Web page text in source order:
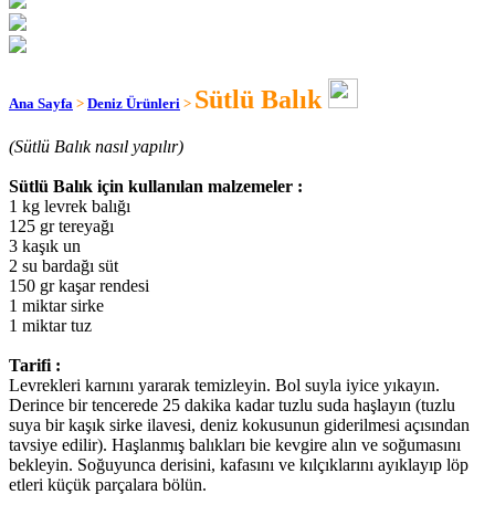
Ana Sayfa > Deniz Ürünleri > Sütlü Balık
(Sütlü Balık nasıl yapılır)
Sütlü Balık için kullanılan malzemeler :
1 kg levrek balığı
125 gr tereyağı
3 kaşık un
2 su bardağı süt
150 gr kaşar rendesi
1 miktar sirke
1 miktar tuz
Tarifi :
Levrekleri karnını yararak temizleyin. Bol suyla iyice yıkayın.
Derince bir tencerede 25 dakika kadar tuzlu suda haşlayın (tuzlu
suya bir kaşık sirke ilavesi, deniz kokusunun giderilmesi açısından
tavsiye edilir). Haşlanmış balıkları bie kevgire alın ve soğumasını
bekleyin. Soğuyunca derisini, kafasını ve kılçıklarını ayıklayıp löp
etleri küçük parçalara bölün.